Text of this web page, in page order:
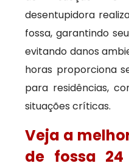
desentupidora
fossa, garantindo
evitando danos
horas proporciona
para residências,
situações críticas.
Veja a
de fossa